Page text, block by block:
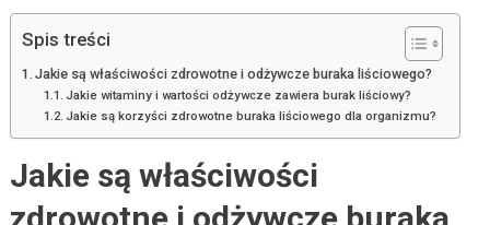
Spis treści
Jakie są właściwości zdrowotne i odżywcze buraka liściowego?
Jakie witaminy i wartości odżywcze zawiera burak liściowy?
Jakie są korzyści zdrowotne buraka liściowego dla organizmu?
Jakie są właściwości